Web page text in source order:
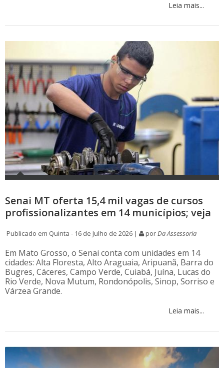
Leia mais...
Senai MT oferta 15,4 mil vagas de cursos
profissionalizantes em 14 municípios; veja
Publicado em Quinta - 16 de Julho de 2026 | porDa Assessoria
Em Mato Grosso, o Senai conta com unidades em 14
cidades: Alta Floresta, Alto Araguaia, Aripuanã, Barra do
Bugres, Cáceres, Campo Verde, Cuiabá, Juína, Lucas do
Rio Verde, Nova Mutum, Rondonópolis, Sinop, Sorriso e
Várzea Grande.
Leia mais...